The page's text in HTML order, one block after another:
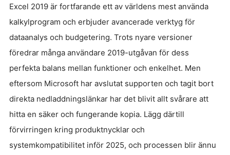
Excel 2019 är fortfarande ett av världens mest använda
kalkylprogram och erbjuder avancerade verktyg för
dataanalys och budgetering. Trots nyare versioner
föredrar många användare 2019-utgåvan för dess
perfekta balans mellan funktioner och enkelhet. Men
eftersom Microsoft har avslutat supporten och tagit bort
direkta nedladdningslänkar har det blivit allt svårare att
hitta en säker och fungerande kopia. Lägg därtill
förvirringen kring produktnycklar och
systemkompatibilitet inför 2025, och processen blir ännu